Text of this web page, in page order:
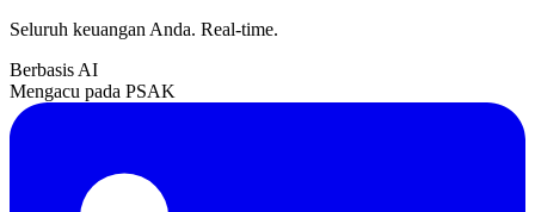
Seluruh keuangan Anda. Real-time.
Berbasis AI
Mengacu pada PSAK